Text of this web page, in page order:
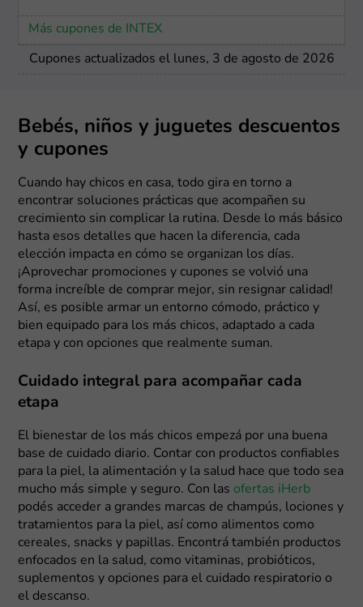
Más cupones de INTEX
Cupones actualizados el lunes, 3 de agosto de 2026
Bebés, niños y juguetes descuentos
y cupones
Cuando hay chicos en casa, todo gira en torno a
encontrar soluciones prácticas que acompañen su
crecimiento sin complicar la rutina. Desde lo más básico
hasta esos detalles que hacen la diferencia, cada
elección impacta en cómo se organizan los días.
¡Aprovechar promociones y cupones se volvió una
forma increíble de comprar mejor, sin resignar calidad!
Así, es posible armar un entorno cómodo, práctico y
bien equipado para los más chicos, adaptado a cada
etapa y con opciones que realmente suman.
Cuidado integral para acompañar cada
etapa
El bienestar de los más chicos empezá por una buena
base de cuidado diario. Contar con productos confiables
para la piel, la alimentación y la salud hace que todo sea
mucho más simple y seguro. Con las ofertas iHerb
podés acceder a grandes marcas de champús, lociones y
tratamientos para la piel, así como alimentos como
cereales, snacks y papillas. Encontrá también productos
enfocados en la salud, como vitaminas, probióticos,
suplementos y opciones para el cuidado respiratorio o
el descanso.